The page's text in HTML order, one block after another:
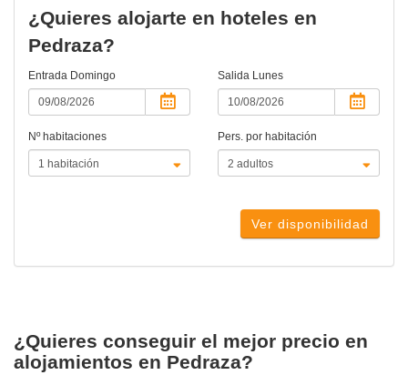
¿Quieres alojarte en hoteles en
Pedraza?
Entrada Domingo Salida Lunes
Nº habitaciones Pers. por habitación
Ver disponibilidad
¿Quieres conseguir el mejor precio en
alojamientos en Pedraza?